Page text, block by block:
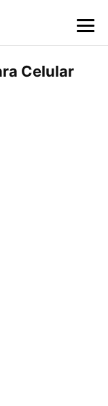
Celular